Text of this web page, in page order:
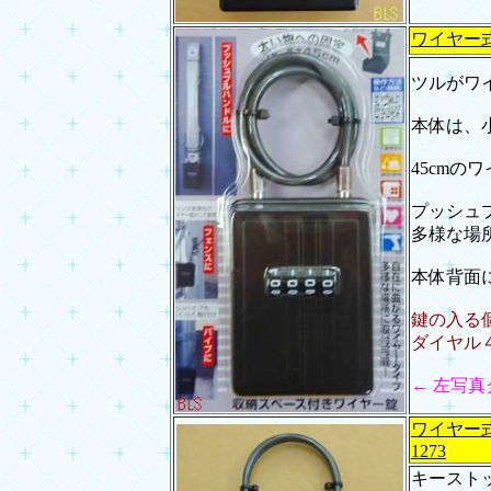
ワイヤー
ツルがワ
本体は、
45cmの
プッシュ
多様な場
本体背面
鍵の入る
ダイヤル
← 左写真
ワイヤー
1273
キースト